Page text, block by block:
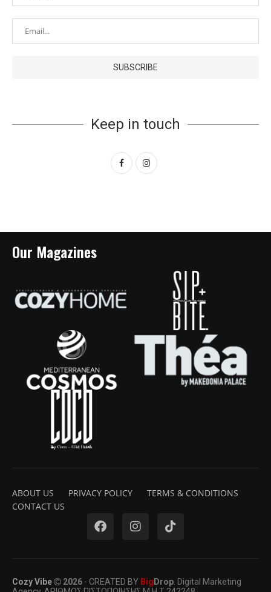
Keep in touch
Our Magazines
ABOUT US PRIVACY POLICY
TERMS & CONDITIONS
CONTACT US
Cozy Vibe 2026 - CREATED BY Big Drop . Digital Marketing